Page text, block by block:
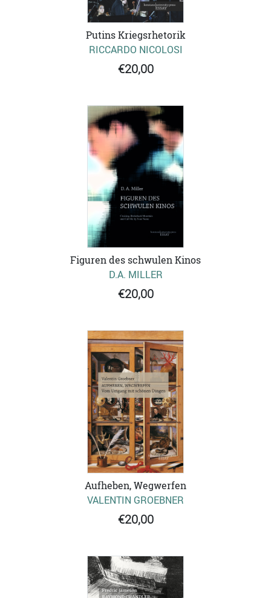
Putins Kriegsrhetorik
RICCARDO NICOLOSI
€20,00
Figuren des schwulen Kinos
D.A. MILLER
€20,00
Aufheben, Wegwerfen
VALENTIN GROEBNER
€20,00